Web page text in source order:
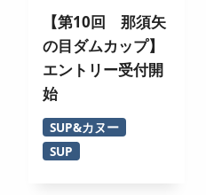
【第10回 那須矢
の目ダムカップ】
エントリー受付開
始
SUP&カヌー
SUP